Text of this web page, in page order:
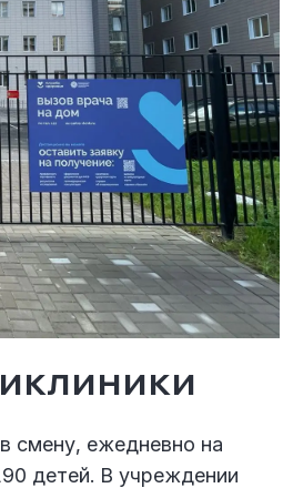
смену, ежедневно на
детей. В учреждении